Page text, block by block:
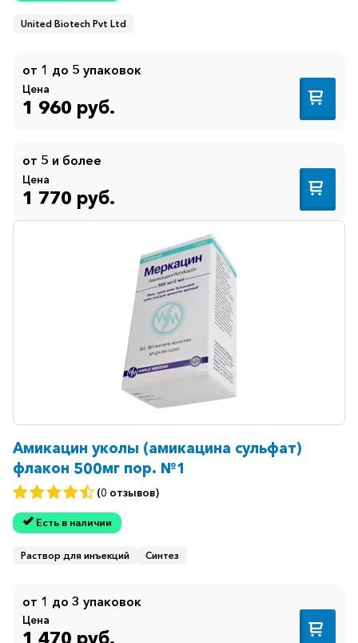
United Biotech Pvt Ltd
от 1 до 5 упаковок
Цена
1 960 руб.
от 5 и более
Цена
1 770 руб.
Амикацин уколы (амикацина сульфат)
флакон 500мг пор. №1
(0 отзывов)
Есть в наличии
Раствор для инъекций Синтез
от 1 до 3 упаковок
Цена
1 470 руб.